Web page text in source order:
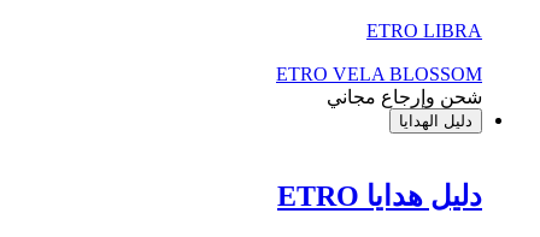
ETRO LIBRA
ETRO VELA BLOSSOM
شحن وإرجاع مجاني
دليل الهدايا
دليل هدايا ETRO